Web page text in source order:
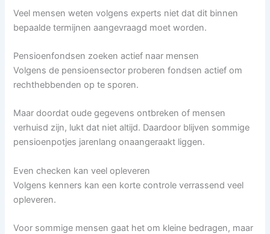
Veel mensen weten volgens experts niet dat dit binnen
bepaalde termijnen aangevraagd moet worden.
Pensioenfondsen zoeken actief naar mensen
Volgens de pensioensector proberen fondsen actief om
rechthebbenden op te sporen.
Maar doordat oude gegevens ontbreken of mensen
verhuisd zijn, lukt dat niet altijd. Daardoor blijven sommige
pensioenpotjes jarenlang onaangeraakt liggen.
Even checken kan veel opleveren
Volgens kenners kan een korte controle verrassend veel
opleveren.
Voor sommige mensen gaat het om kleine bedragen, maar